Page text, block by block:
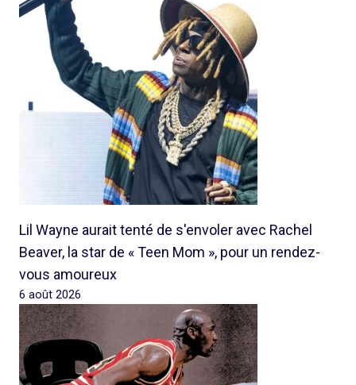
Lil Wayne aurait tenté de s'envoler avec Rachel
Beaver, la star de « Teen Mom », pour un rendez-
vous amoureux
6 août 2026